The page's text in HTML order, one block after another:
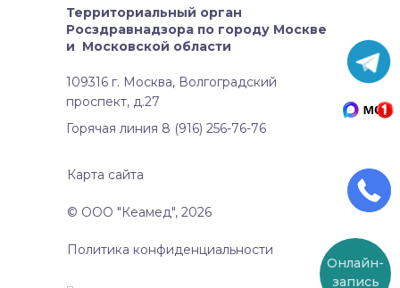
Онлайн-
запись
Карта сайта
Политика конфиденциальности
© ООО "Кеамед", 2026
Территориальный орган
Росздравнадзора по городу Москве
и Московской области
109316 г. Москва, Волгоградский
проспект, д.27
Горячая линия 8 (916) 256-76-76